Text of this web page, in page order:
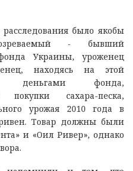
было якобы
- бывший
Украины, уроженец
находясь на этой
деньгами фонда,
сахара-песка,
урожая 2010 года в
Товар должны были
и «Оил Ривер», однако